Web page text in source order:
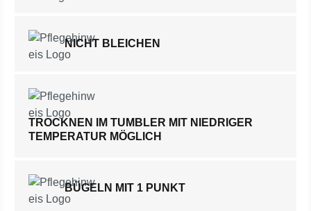
NICHT BLEICHEN
TROCKNEN IM TUMBLER MIT NIEDRIGER
TEMPERATUR MÖGLICH
BÜGELN MIT 1 PUNKT